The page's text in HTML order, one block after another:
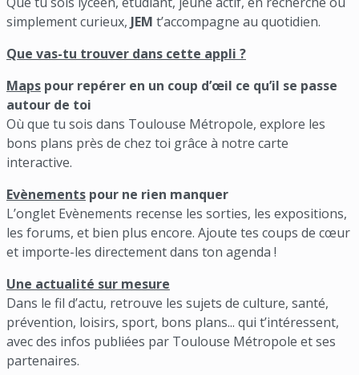
simplement curieux, JEM t’accompagne au quotidien.
Que vas-tu trouver dans cette appli ?
Maps pour repérer en un coup d’œil ce qu’il se passe
autour de toi
Où que tu sois dans Toulouse Métropole, explore les
bons plans près de chez toi grâce à notre carte
interactive.
Evènements pour ne rien manquer
L’onglet Evènements recense les sorties, les expositions,
les forums, et bien plus encore. Ajoute tes coups de cœur
et importe-les directement dans ton agenda !
Une actualité sur mesure
Dans le fil d’actu, retrouve les sujets de culture, santé,
prévention, loisirs, sport, bons plans... qui t’intéressent,
avec des infos publiées par Toulouse Métropole et ses
partenaires.